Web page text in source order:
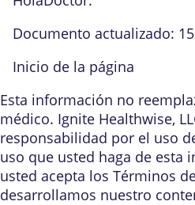
Documento actualizado:
Inicio de la página
Esta información no
médico. Ignite Healthwise,
responsabilidad por el uso
uso que usted haga de esta
usted acepta los Términos
desarrollamos nuestro